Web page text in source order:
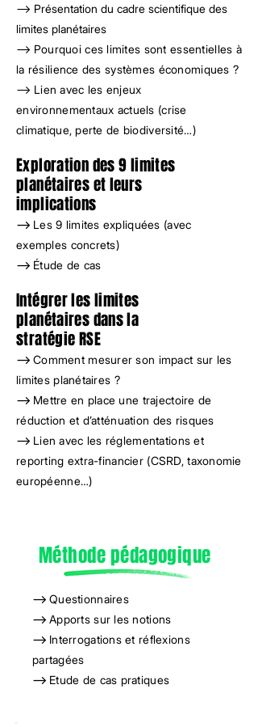
--> Présentation du cadre scientifique des
limites planétaires
--> Pourquoi ces limites sont essentielles à
la résilience des systèmes économiques ?
--> Lien avec les enjeux
environnementaux actuels (crise
climatique, perte de biodiversité…)
Exploration des 9 limites
planétaires et leurs
implications
--> Les 9 limites expliquées (avec
exemples concrets)
--> Étude de cas
Intégrer les limites
planétaires dans la
stratégie RSE
--> Comment mesurer son impact sur les
limites planétaires ?
--> Mettre en place une trajectoire de
réduction et d’atténuation des risques
--> Lien avec les réglementations et
reporting extra-financier (CSRD, taxonomie
européenne…)
Méthode pédagogique
--> Questionnaires
--> Apports sur les notions
--> Interrogations et réflexions
partagées
--> Etude de cas pratiques